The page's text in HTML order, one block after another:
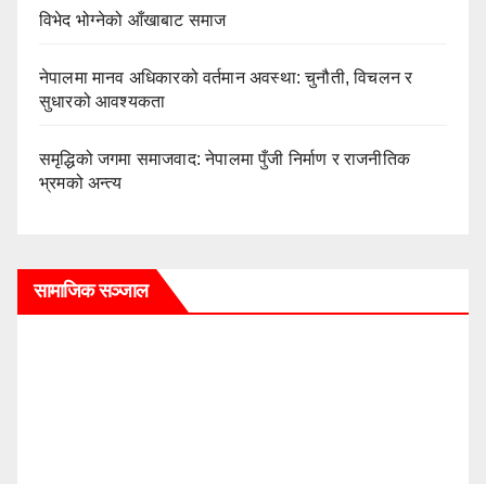
विभेद भोग्नेको आँखाबाट समाज
नेपालमा मानव अधिकारको वर्तमान अवस्था: चुनौती, विचलन र
सुधारको आवश्यकता
समृद्धिको जगमा समाजवाद: नेपालमा पुँजी निर्माण र राजनीतिक
भ्रमको अन्त्य
सामाजिक सञ्जाल